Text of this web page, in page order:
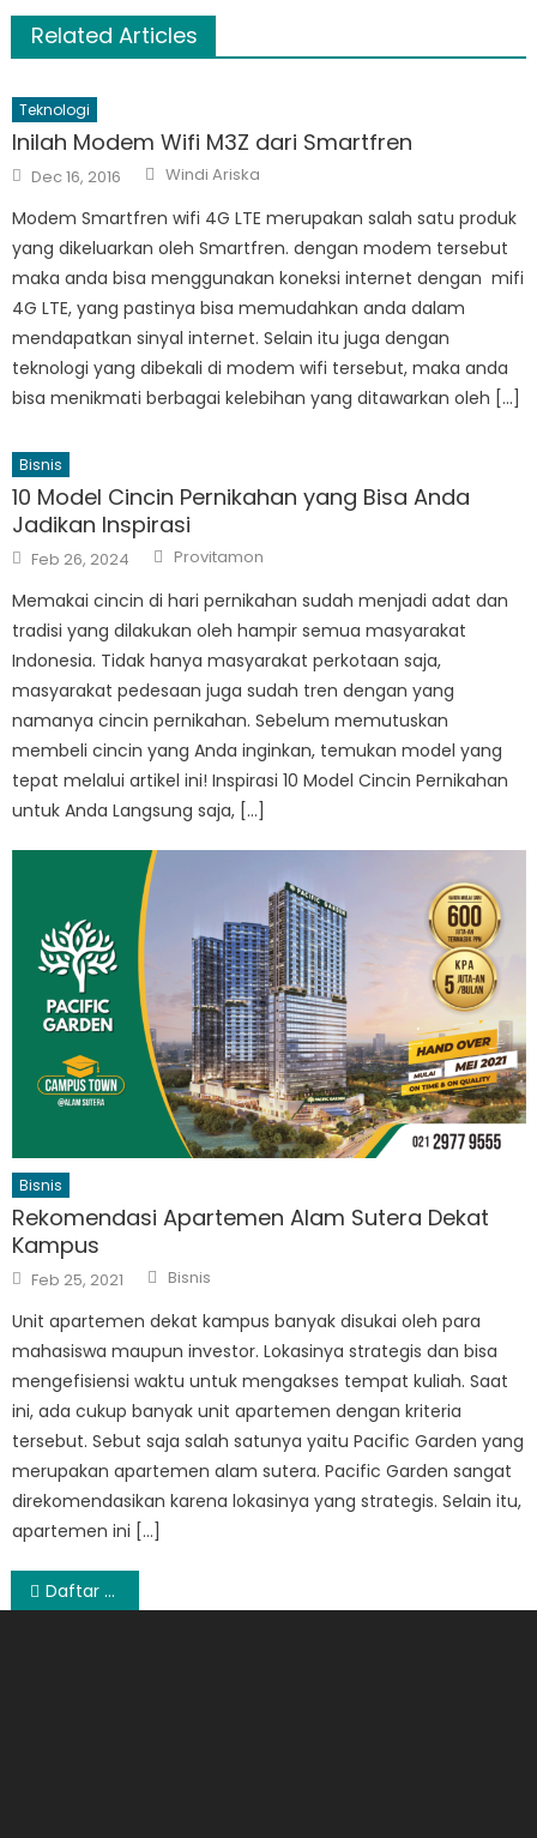
Related Articles
Teknologi
Inilah Modem Wifi M3Z dari Smartfren
Posted
on
Dec 16, 2016 Author
Windi Ariska
Modem Smartfren wifi 4G LTE merupakan salah satu produk
yang dikeluarkan oleh Smartfren. dengan modem tersebut
maka anda bisa menggunakan koneksi internet dengan mifi
4G LTE, yang pastinya bisa memudahkan anda dalam
mendapatkan sinyal internet. Selain itu juga dengan
teknologi yang dibekali di modem wifi tersebut, maka anda
bisa menikmati berbagai kelebihan yang ditawarkan oleh […]
Bisnis
10 Model Cincin Pernikahan yang Bisa Anda
Jadikan Inspirasi
Posted
on
Feb 26, 2024 Author
Provitamon
Memakai cincin di hari pernikahan sudah menjadi adat dan
tradisi yang dilakukan oleh hampir semua masyarakat
Indonesia. Tidak hanya masyarakat perkotaan saja,
masyarakat pedesaan juga sudah tren dengan yang
namanya cincin pernikahan. Sebelum memutuskan
membeli cincin yang Anda inginkan, temukan model yang
tepat melalui artikel ini! Inspirasi 10 Model Cincin Pernikahan
untuk Anda Langsung saja, […]
Bisnis
Rekomendasi Apartemen Alam Sutera Dekat
Kampus
Posted
on
Feb 25, 2021 Author
Bisnis
Unit apartemen dekat kampus banyak disukai oleh para
mahasiswa maupun investor. Lokasinya strategis dan bisa
mengefisiensi waktu untuk mengakses tempat kuliah. Saat
ini, ada cukup banyak unit apartemen dengan kriteria
tersebut. Sebut saja salah satunya yaitu Pacific Garden yang
merupakan apartemen alam sutera. Pacific Garden sangat
direkomendasikan karena lokasinya yang strategis. Selain itu,
apartemen ini […]
Post
Daftar Harga TV LED Sharp Terbaru 2015